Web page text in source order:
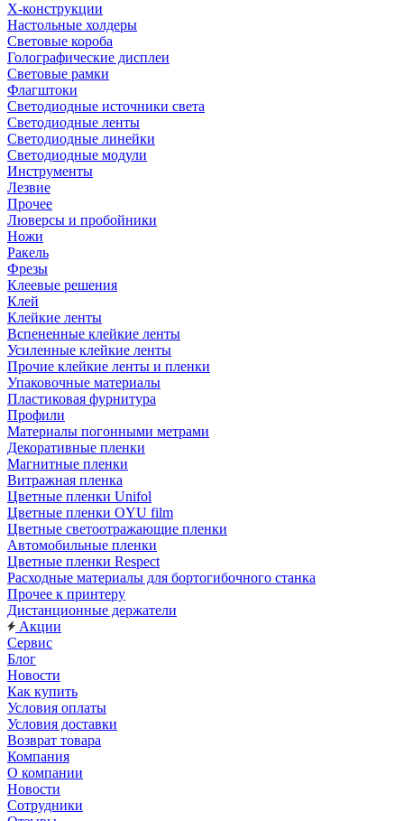
Х-конструкции
Настольные холдеры
Световые короба
Голографические дисплеи
Световые рамки
Флагштоки
Светодиодные источники света
Светодиодные ленты
Светодиодные линейки
Светодиодные модули
Инструменты
Лезвие
Прочее
Люверсы и пробойники
Ножи
Ракель
Фрезы
Клеевые решения
Клей
Клейкие ленты
Вспененные клейкие ленты
Усиленные клейкие ленты
Прочие клейкие ленты и пленки
Упаковочные материалы
Пластиковая фурнитура
Профили
Материалы погонными метрами
Декоративные пленки
Магнитные пленки
Витражная пленка
Цветные пленки Unifol
Цветные пленки OYU film
Цветные светоотражающие пленки
Автомобильные пленки
Цветные пленки Respect
Расходные материалы для бортогибочного станка
Прочее к принтеру
Дистанционные держатели
Акции
Сервис
Блог
Новости
Как купить
Условия оплаты
Условия доставки
Возврат товара
Компания
О компании
Новости
Сотрудники